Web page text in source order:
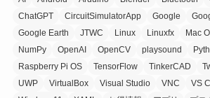
ChatGPT
CircuitSimulatorApp Google
Google Earth
JTWC Linux Linuxfx Mac
NumPy
OpenAI OpenCV playsound
Raspberry Pi OS
TensorFlow TinkerCAD
UWP
VirtualBox Visual Studio VNC VS